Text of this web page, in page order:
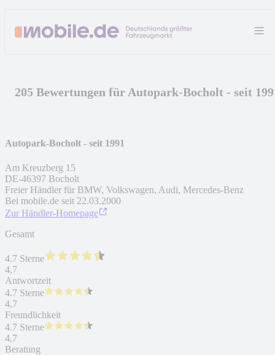
205 Bewertungen für Autopark-Bocholt - seit
Autopark-Bocholt - seit 1991
Am Kreuzberg 15
DE-46397 Bocholt
Freier Händler für BMW, Volkswagen, Audi, Mercedes-Benz
Bei mobile.de seit 22.03.2000
Zur Händler-Homepage
Gesamt
4.7 Sterne
4,7
Antwortzeit
4.7 Sterne
4,7
Freundlichkeit
4.7 Sterne
4,7
Beratung